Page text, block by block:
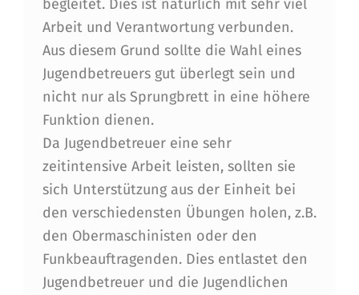
N
D
L
I
C
H
E
begleitet. Dies ist natürlich mit sehr viel
Arbeit und Verantwortung verbunden.
Aus diesem Grund sollte die Wahl eines
Jugendbetreuers gut überlegt sein und
nicht nur als Sprungbrett in eine höhere
Funktion dienen.
Da Jugendbetreuer eine sehr
zeitintensive Arbeit leisten, sollten sie
sich Unterstützung aus der Einheit bei
den verschiedensten Übungen holen, z.B.
den Obermaschinisten oder den
Funkbeauftragenden. Dies entlastet den
Jugendbetreuer und die Jugendlichen